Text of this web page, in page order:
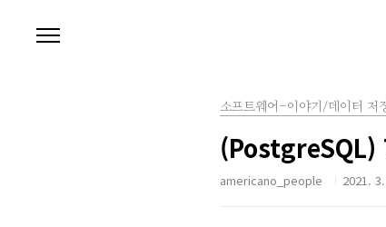
소프트웨어-이야기/데이터 저
americano_people 2021.